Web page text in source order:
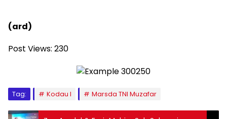
(ard)
Post Views: 230
Tag: Kodau I Marsda TNI Muzafar